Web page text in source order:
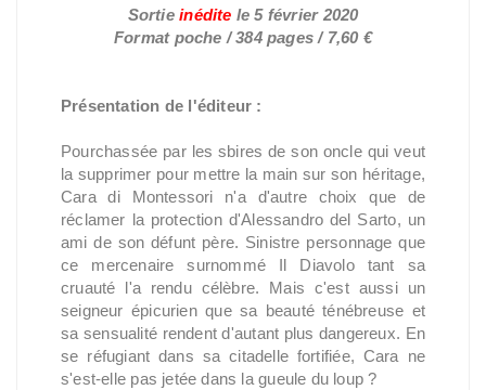
Sortieinédite le 5 février 2020
Format poche / 384 pages / 7,60 €
Présentation de l'éditeur :
Pourchassée par les sbires de son oncle qui veut
la supprimer pour mettre la main sur son héritage,
Cara di Montessori n'a d'autre choix que de
réclamer la protection d'Alessandro del Sarto, un
ami de son défunt père. Sinistre personnage que
ce mercenaire surnommé Il Diavolo tant sa
cruauté l'a rendu célèbre. Mais c'est aussi un
seigneur épicurien que sa beauté ténébreuse et
sa sensualité rendent d'autant plus dangereux. En
se réfugiant dans sa citadelle fortifiée, Cara ne
s'est-elle pas jetée dans la gueule du loup ?